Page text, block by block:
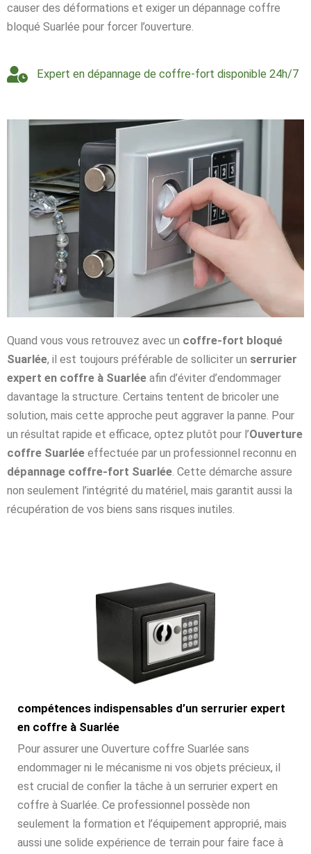
causer des déformations et exiger un dépannage coffre
bloqué Suarlée pour forcer l’ouverture.
Expert en dépannage de coffre-fort disponible 24h/7
Quand vous vous retrouvez avec un coffre-fort bloqué
Suarlée, il est toujours préférable de solliciter un serrurier
expert en coffre à Suarlée afin d’éviter d’endommager
davantage la structure. Certains tentent de bricoler une
solution, mais cette approche peut aggraver la panne. Pour
un résultat rapide et efficace, optez plutôt pour l’Ouverture
coffre Suarlée effectuée par un professionnel reconnu en
dépannage coffre-fort Suarlée. Cette démarche assure
non seulement l’intégrité du matériel, mais garantit aussi la
récupération de vos biens sans risques inutiles.
compétences indispensables d’un serrurier expert
en coffre à Suarlée
Pour assurer une Ouverture coffre Suarlée sans
endommager ni le mécanisme ni vos objets précieux, il
est crucial de confier la tâche à un serrurier expert en
coffre à Suarlée. Ce professionnel possède non
seulement la formation et l’équipement approprié, mais
aussi une solide expérience de terrain pour faire face à